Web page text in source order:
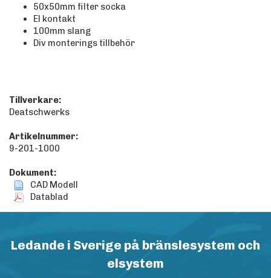
50x50mm filter socka
El kontakt
100mm slang
Div monterings tillbehör
Tillverkare:
Deatschwerks
Artikelnummer:
9-201-1000
Dokument:
CAD Modell
Datablad
Ledande i Sverige på bränslesystem och
elsystem